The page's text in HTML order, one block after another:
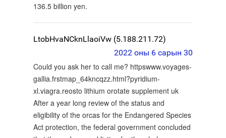
136.5 billion yen.
LtobHvaNCknLlaoiVw (5.188.211.72)
2022 оны 6 сарын 30
Could you ask her to call me? httpswww.voyages-
gallia.frstmap_64kncqzz.html?pyridium-
xl.viagra.reosto lithium orotate supplement uk
After a year long review of the status and
eligibility of the orcas for the Endangered Species
Act protection, the federal government concluded